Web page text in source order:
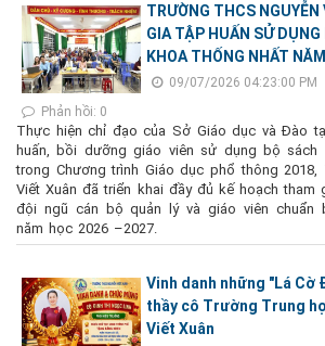
TRƯỜNG THCS
GIA TẬP HUẤN SỬ DỤNG
KHOA THỐNG NHẤT
09/07/2026 04:23:00 PM
Phản hồi: 0
Thực hiện chỉ đạo của Sở Giáo dục và Đào
huấn, bồi dưỡng giáo viên sử dụng bộ sách
trong Chương trình Giáo dục phổ thông 2018,
Viết Xuân đã triển khai đầy đủ kế hoạch tham
đội ngũ cán bộ quản lý và giáo viên chuẩn
năm học 2026 –2027.
Vinh danh những "Lá Cờ
thầy cô Trường Trung
Viết Xuân